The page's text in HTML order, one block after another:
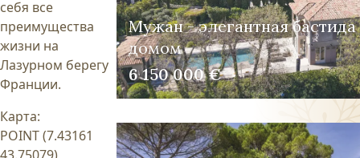
себя все
преимущества
жизни на
Лазурном берегу
Франции.
Карта:
POINT (7.43161
Мужан - элегантная
домом
6 150 000 €